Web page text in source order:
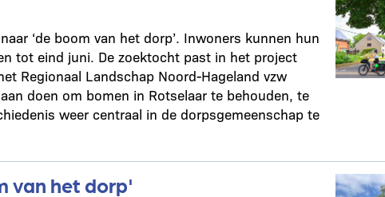
‘de boom van het dorp’. Inwoners kunnen hun
tot eind juni. De zoektocht past in het project
Regionaal Landschap Noord-Hageland vzw
doen om bomen in Rotselaar te behouden, te
weer centraal in de dorpsgemeenschap te
van het dorp'